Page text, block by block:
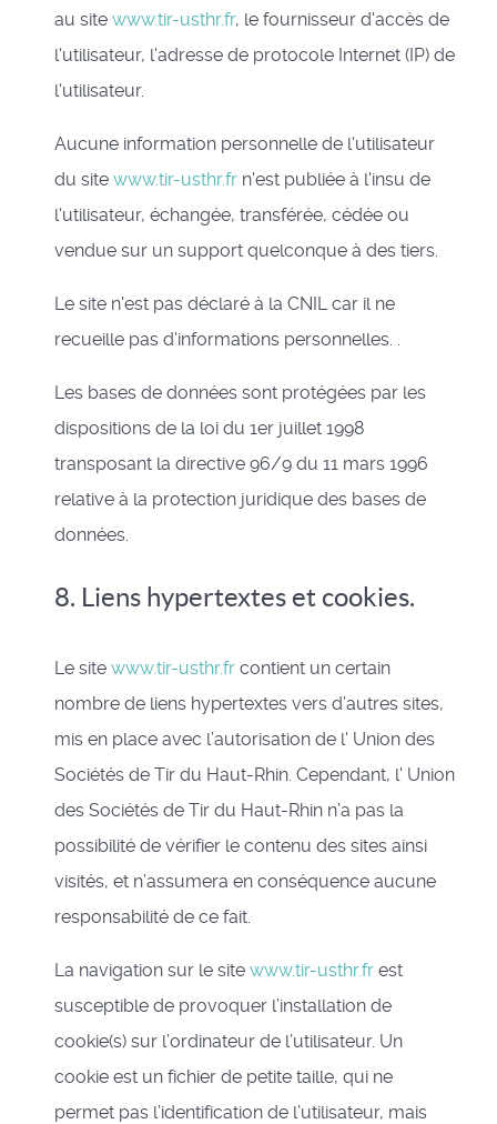
au site www.tir-usthr.fr, le fournisseur d'accès de
l'utilisateur, l'adresse de protocole Internet (IP) de
l'utilisateur.
Aucune information personnelle de l'utilisateur
du site www.tir-usthr.fr n'est publiée à l'insu de
l'utilisateur, échangée, transférée, cédée ou
vendue sur un support quelconque à des tiers.
Le site n'est pas déclaré à la CNIL car il ne
recueille pas d'informations personnelles. .
Les bases de données sont protégées par les
dispositions de la loi du 1er juillet 1998
transposant la directive 96/9 du 11 mars 1996
relative à la protection juridique des bases de
données.
8. Liens hypertextes et cookies.
Le site www.tir-usthr.fr contient un certain
nombre de liens hypertextes vers d’autres sites,
mis en place avec l’autorisation de l' Union des
Sociétés de Tir du Haut-Rhin. Cependant, l' Union
des Sociétés de Tir du Haut-Rhin n’a pas la
possibilité de vérifier le contenu des sites ainsi
visités, et n’assumera en conséquence aucune
responsabilité de ce fait.
La navigation sur le site www.tir-usthr.fr est
susceptible de provoquer l’installation de
cookie(s) sur l’ordinateur de l’utilisateur. Un
cookie est un fichier de petite taille, qui ne
permet pas l’identification de l’utilisateur, mais